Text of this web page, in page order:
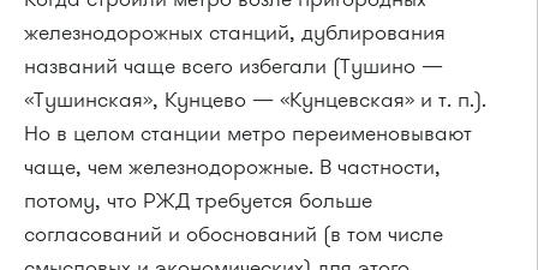
железнодорожных станций, дублирования
названий чаще всего избегали (Тушино —
«Тушинская», Кунцево — «Кунцевская» и т. п.).
Но в целом станции метро переименовывают
чаще, чем железнодорожные. В частности,
потому, что РЖД требуется больше
согласований и обоснований (в том числе